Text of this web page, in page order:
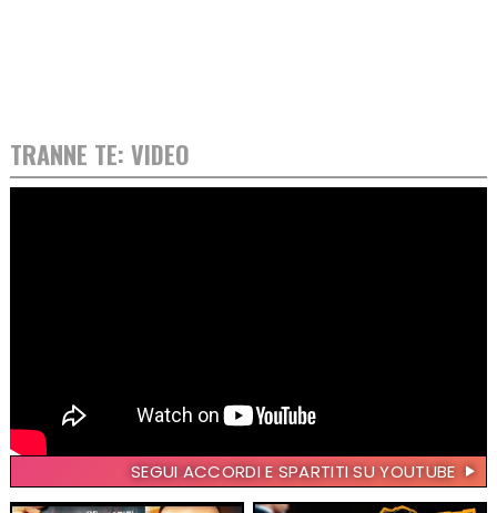
TRANNE TE: VIDEO
SEGUI ACCORDI E SPARTITI SU YOUTUBE